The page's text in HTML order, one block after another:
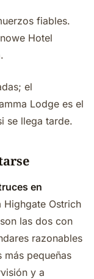
fiables.
Hotel
el
Lodge es el
se llega tarde.
en
Highgate Ostrich
las dos con
razonables
más pequeñas
y a